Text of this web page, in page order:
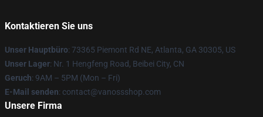
Kontaktieren Sie uns
Unser Hauptbüro: 73365 Piemont Rd NE, Atlanta, GA 30305, US
Unser Lager: Nr. 1 Hengfeng Road, Beibei City, CN
Geruch: 9AM – 5PM (Mon – Fri)
E-Mail senden: contact@vanossshop.com
Unsere Firma